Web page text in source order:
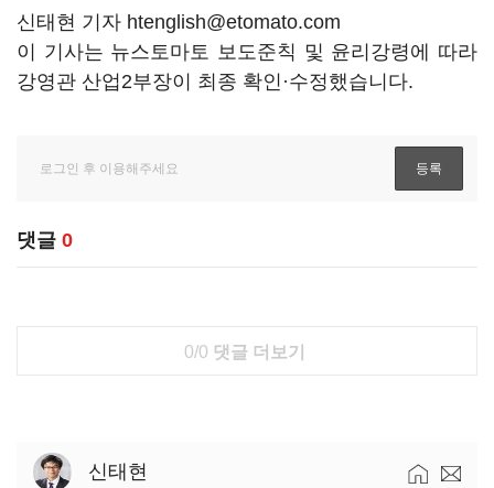
신태현 기자 htenglish@etomato.com
이 기사는 뉴스토마토 보도준칙 및 윤리강령에 따라
강영관 산업2부장이 최종 확인·수정했습니다.
댓글 0
0/0 댓글 더보기
신태현